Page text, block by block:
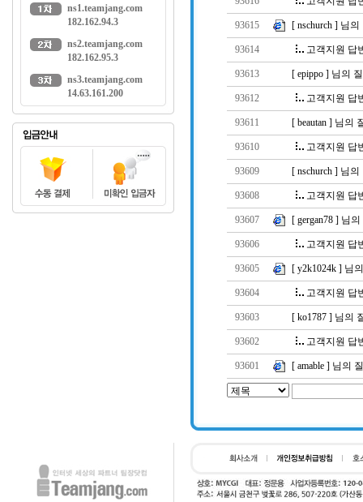
ns1.teamjang.com
182.162.94.3
ns2.teamjang.com
182.162.95.3
ns3.teamjang.com
14.63.161.200
93615 [ nschurch ] 님
93614 고객지원 답
93613 [ epippo ] 님의
93612 고객지원 답
93611 [ beautan ] 님의
93610 고객지원 답
93609 [ nschurch ] 님
93608 고객지원 답
93607 [ gergan78 ] 님
93606 고객지원 답
93605 [ y2k1024k ] 님
93604 고객지원 답
93603 [ ko1787 ] 님의
93602 고객지원 답
93601 [ amable ] 님의